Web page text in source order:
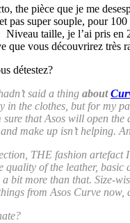
the pièce que je me
pas super souple, pour
taille, je l’ai pris en
que vous découvrirez très
détestez?
said a thing about
the clothes, but for my
sure that Asos will open
make up isn’t helping.
THE fashion artefact
of the leather,
bit more than that. Size-
from Asos Curve now,